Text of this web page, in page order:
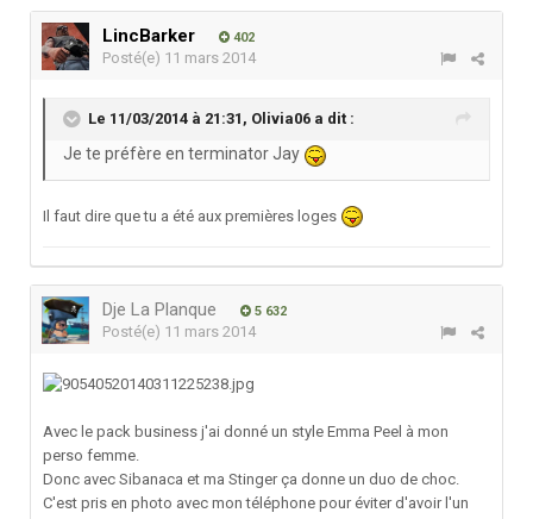
LincBarker 402
Posté(e) 11 mars 2014
Le 11/03/2014 à 21:31, Olivia06 a dit :
Je te préfère en terminator Jay
Il faut dire que tu a été aux premières loges
Dje La Planque 5 632
Posté(e) 11 mars 2014
Avec le pack business j'ai donné un style Emma Peel à mon
perso femme.
Donc avec Sibanaca et ma Stinger ça donne un duo de choc.
C'est pris en photo avec mon téléphone pour éviter d'avoir l'un